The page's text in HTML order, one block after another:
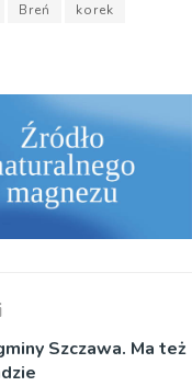
Breń
korek
Szczawa. Ma też